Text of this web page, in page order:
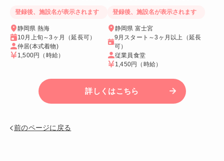
登録後、施設名が表示されます
静岡県 熱海
10月上旬～3ヶ月（延長可）
仲居(本式着物)
1,500円 （時給）
登録後、施設名が表示されます
静岡県 富士宮
9月スタート～3ヶ月以上（延長
可）
従業員食堂
1,450円 （時給）
詳しくはこちら
前のページに戻る